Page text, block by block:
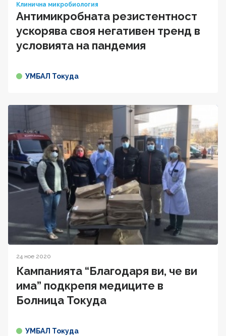
Клинична микробиология
Антимикробната резистентност
ускорява своя негативен тренд в
условията на пандемия
УМБАЛ Токуда
24 ное 2020
Кампанията “Благодаря ви, че ви
има” подкрепя медиците в
Болница Токуда
УМБАЛ Токуда